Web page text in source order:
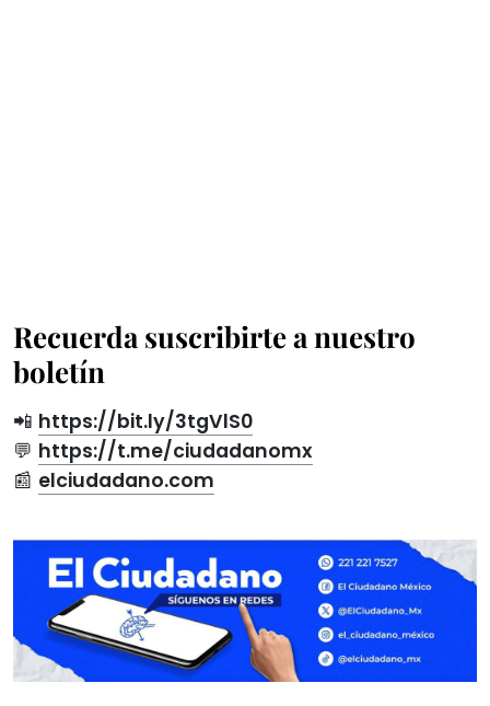
Recuerda suscribirte a nuestro
boletín
📲 https://bit.ly/3tgVlS0
💬 https://t.me/ciudadanomx
📰 elciudadano.com